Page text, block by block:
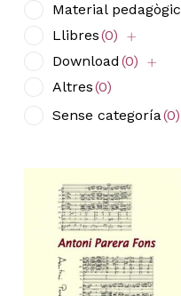
Material pedagògic
Llibres(0)
Download (0)
Altres(0)
Sense categoría(0)